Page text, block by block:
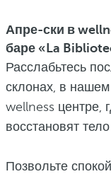
Апре-ски в
баре «La
Расслабьтесь
склонах, в
wellness центре,
восстановят
Позвольте